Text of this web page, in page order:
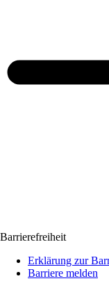
Barrierefreiheit
Erklärung zur
Barriere melden